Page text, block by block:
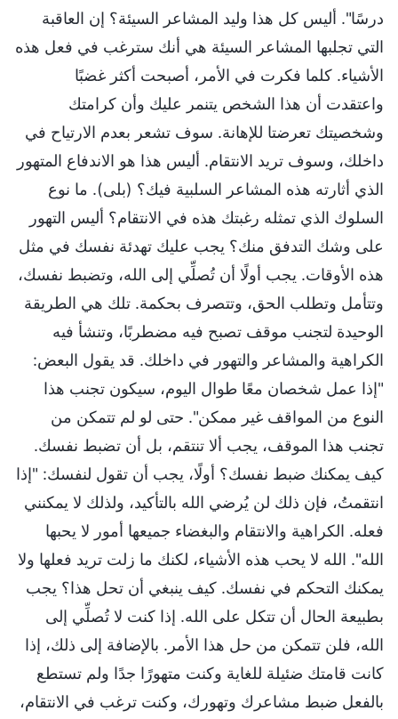
درسًا". أليس كل هذا وليد المشاعر السيئة؟ إن العاقبة
التي تجلبها المشاعر السيئة هي أنك سترغب في فعل هذه
الأشياء. كلما فكرت في الأمر، أصبحت أكثر غضبًا
واعتقدت أن هذا الشخص يتنمر عليك وأن كرامتك
وشخصيتك تعرضتا للإهانة. سوف تشعر بعدم الارتياح في
داخلك، وسوف تريد الانتقام. أليس هذا هو الاندفاع المتهور
الذي أثارته هذه المشاعر السلبية فيك؟ (بلى). ما نوع
السلوك الذي تمثله رغبتك هذه في الانتقام؟ أليس التهور
على وشك التدفق منك؟ يجب عليك تهدئة نفسك في مثل
هذه الأوقات. يجب أولًا أن تُصلِّي إلى الله، وتضبط نفسك،
وتتأمل وتطلب الحق، وتتصرف بحكمة. تلك هي الطريقة
الوحيدة لتجنب موقف تصبح فيه مضطربًا، وتنشأ فيه
الكراهية والمشاعر والتهور في داخلك. قد يقول البعض:
"إذا عمل شخصان معًا طوال اليوم، سيكون تجنب هذا
النوع من المواقف غير ممكن". حتى لو لم تتمكن من
تجنب هذا الموقف، يجب ألا تنتقم، بل أن تضبط نفسك.
كيف يمكنك ضبط نفسك؟ أولًا، يجب أن تقول لنفسك: "إذا
انتقمتُ، فإن ذلك لن يُرضي الله بالتأكيد، ولذلك لا يمكنني
فعله. الكراهية والانتقام والبغضاء جميعها أمور لا يحبها
الله". الله لا يحب هذه الأشياء، لكنك ما زلت تريد فعلها ولا
يمكنك التحكم في نفسك. كيف ينبغي أن تحل هذا؟ يجب
بطبيعة الحال أن تتكل على الله. إذا كنت لا تُصلِّي إلى
الله، فلن تتمكن من حل هذا الأمر. بالإضافة إلى ذلك، إذا
كانت قامتك ضئيلة للغاية وكنت متهورًا جدًا ولم تستطع
بالفعل ضبط مشاعرك وتهورك، وكنت ترغب في الانتقام،